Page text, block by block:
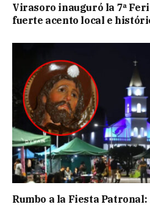
Virasoro inauguró la 7ª
fuerte acento local e
Rumbo a la Fiesta Patronal: